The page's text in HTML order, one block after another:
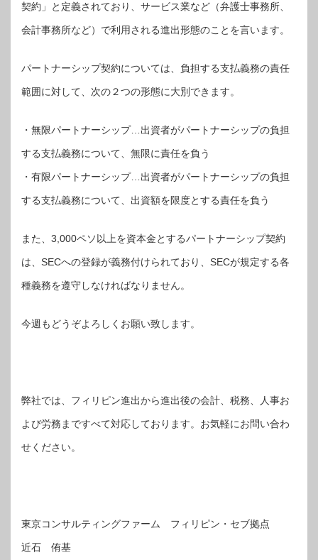
契約」と定義されており、サービス業など（弁護士事務所、
会計事務所など）で利用される進出形態のことを言います。
パートナーシップ契約については、負担する支払義務の責任
範囲に対して、次の２つの形態に大別できます。
・無限パートナーシップ…出資者がパートナーシップの負担
する支払義務について、無限に責任を負う
・有限パートナーシップ…出資者がパートナーシップの負担
する支払義務について、出資額を限度とする責任を負う
また、3,000ペソ以上を資本金とするパートナーシップ契約
は、SECへの登録が義務付けられており、SECが規定する各
種義務を遵守しなければなりません。
今週もどうぞよろしくお願い致します。
弊社では、フィリピン進出から進出後の会計、税務、人事お
よび労務まですべて対応しております。お気軽にお問い合わ
せください。
東京コンサルティングファーム フィリピン・セブ拠点
近石 侑基